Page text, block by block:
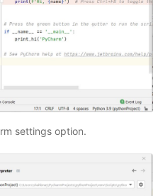
settings option.